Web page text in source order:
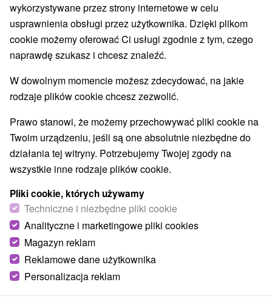
WSZYSTKO NAJTAŃSZE NAJDROŻSZE
Ubytovanie Malá Fatra Lietava
Lietava
wykorzystywane przez strony internetowe w celu
usprawnienia obsługi przez użytkownika. Dzięki plikom
cookie możemy oferować Ci usługi zgodnie z tym, czego
naprawdę szukasz i chcesz znaleźć.
W dowolnym momencie możesz zdecydować, na jakie
rodzaje plików cookie chcesz zezwolić.
Prawo stanowi, że możemy przechowywać pliki cookie na
Twoim urządzeniu, jeśli są one absolutnie niezbędne do
działania tej witryny. Potrzebujemy Twojej zgody na
wszystkie inne rodzaje plików cookie.
Pliki cookie, których używamy
Techniczne i niezbędne pliki cookie
Analityczne i marketingowe pliki cookies
Magazyn reklam
Reklamowe dane użytkownika
Personalizacja reklam